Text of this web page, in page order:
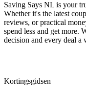
Saving Says NL is your
Whether it's the latest
reviews, or practical
spend less and get more.
decision and every deal a
Kortingsgidsen